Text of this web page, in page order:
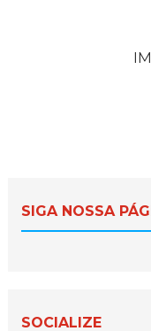
SIGA NOSSA
SOCIALIZE